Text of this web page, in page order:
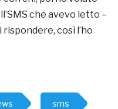
che avevo letto –
così l’ho
sms